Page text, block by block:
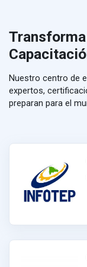
Nuestro centro de
expertos,
preparan para el